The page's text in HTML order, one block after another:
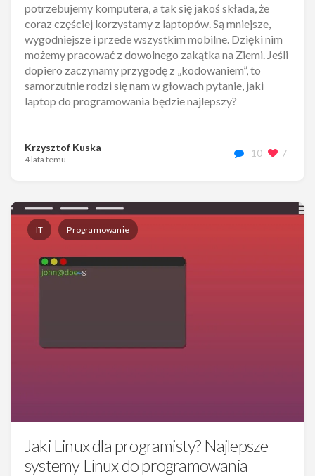
potrzebujemy komputera, a tak się jakoś składa, że
coraz częściej korzystamy z laptopów. Są mniejsze,
wygodniejsze i przede wszystkim mobilne. Dzięki nim
możemy pracować z dowolnego zakątka na Ziemi. Jeśli
dopiero zaczynamy przygodę z „kodowaniem”, to
samorzutnie rodzi się nam w głowach pytanie, jaki
laptop do programowania będzie najlepszy?
Krzysztof Kuska
4 lata temu
10 7
IT Programowanie
Jaki Linux dla programisty? Najlepsze
systemy Linux do programowania